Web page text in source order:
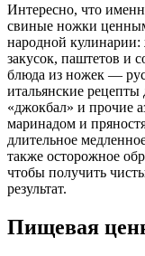
Интересно, что
свиные ножки
народной кулинарии:
закусок, паштетов и
блюда из ножек —
итальянские рецепты
«джокбал» и прочие
маринадом и
длительное
также осторожное
чтобы получить
результат.
Пищевая